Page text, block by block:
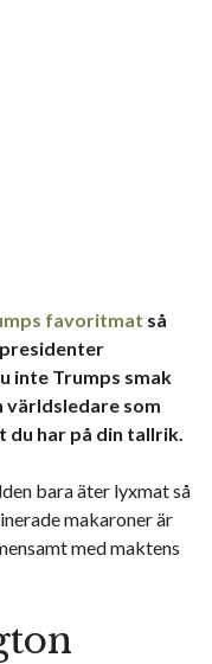
favoritmat så
inte Trumps smak
världsledare som
du har på din tallrik.
bara äter lyxmat så
makaroner är
med maktens